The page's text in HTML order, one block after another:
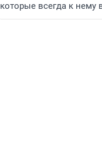
которые всегда к нему